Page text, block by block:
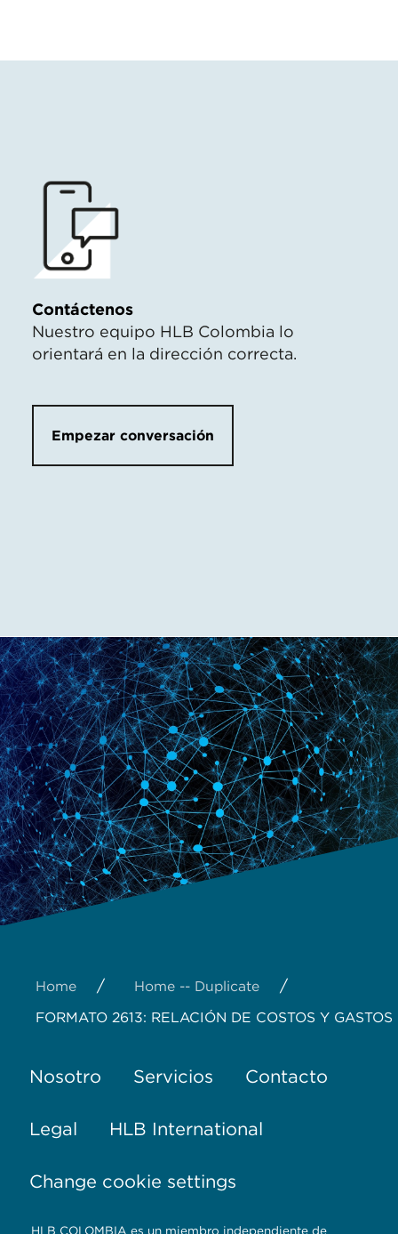
Contáctenos
Nuestro equipo HLB Colombia lo
orientará en la dirección correcta.
Empezar conversación
Home / Home -- Duplicate /
FORMATO 2613: RELACIÓN DE COSTOS Y
Nosotro Servicios Contacto
Legal HLB International
Change cookie settings
HLB COLOMBIA es un miembro independiente de